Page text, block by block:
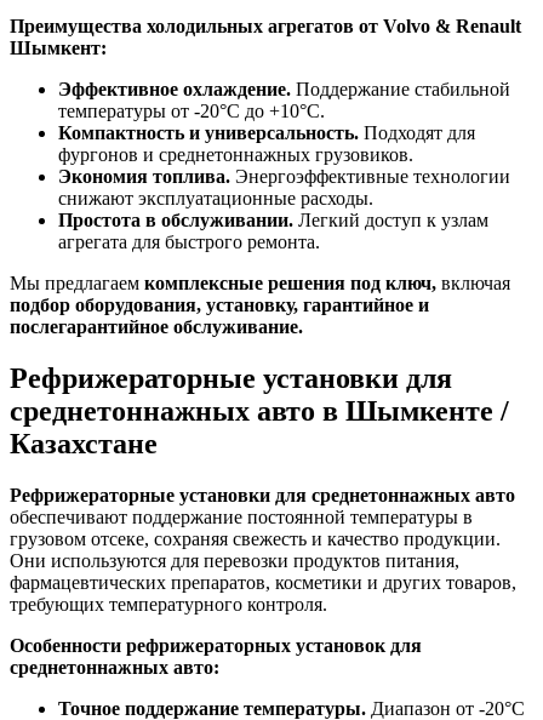
Преимущества холодильных агрегатов от Volvo & Renault
Шымкент:
Эффективное охлаждение. Поддержание стабильной
температуры от -20°C до +10°C.
Компактность и универсальность. Подходят для
фургонов и среднетоннажных грузовиков.
Экономия топлива. Энергоэффективные технологии
снижают эксплуатационные расходы.
Простота в обслуживании. Легкий доступ к узлам
агрегата для быстрого ремонта.
Мы предлагаем комплексные решения под ключ, включая
подбор оборудования, установку, гарантийное и
послегарантийное обслуживание.
Рефрижераторные установки для
среднетоннажных авто в Шымкенте /
Казахстане
Рефрижераторные установки для среднетоннажных авто
обеспечивают поддержание постоянной температуры в
грузовом отсеке, сохраняя свежесть и качество продукции.
Они используются для перевозки продуктов питания,
фармацевтических препаратов, косметики и других товаров,
требующих температурного контроля.
Особенности рефрижераторных установок для
среднетоннажных авто:
Точное поддержание температуры. Диапазон от -20°C